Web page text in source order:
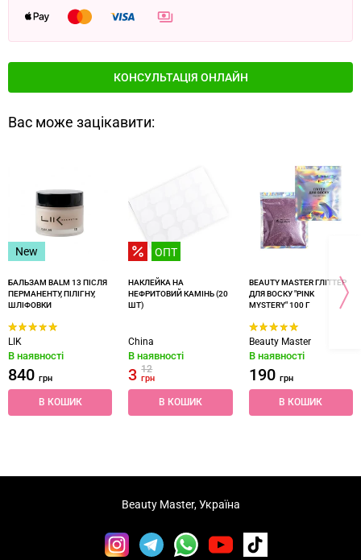
КОНСУЛЬТАЦІЯ ОНЛАЙН
Вас може зацікавити:
New
БАЛЬЗАМ BALM 13 ПІСЛЯ
ПЕРМАНЕНТУ, ПІЛІГНУ,
ШЛІФОВКИ
LIK
В наявності
840 грн
В КОШИК
ОПТ
НАКЛЕЙКА НА
НЕФРИТОВИЙ КАМІНЬ (20
ШТ)
China
В наявності
312
грн
В КОШИК
BEAUTY MASTER ГЛІТТЕР
ДЛЯ ВОСКУ "PINK
MYSTERY" 100 Г
Beauty Master
В наявності
190 грн
В КОШИК
Beauty Master, Україна